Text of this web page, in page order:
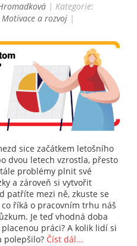
| Kategorie:
Motivace a rozvoj |
sice začátkem letošního
dvou letech vzrostla, přesto
problémy plnit své
a zároveň si vytvořit
patříte mezi ně, zkuste se
říká o pracovním trhu náš
Je teď vhodná doba
práci? A kolik lidí si
polepšilo? Číst dál...